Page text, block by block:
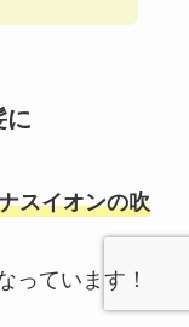
に
スイオンの吹
っています！